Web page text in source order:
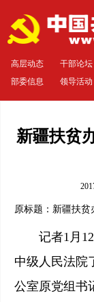
高层动态 干部论坛
部委信息
领导活动
新疆扶贫
原标题：新疆扶贫
记者1月12
中级人民法院
公室原党组书